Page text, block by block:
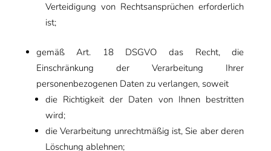
Verteidigung von Rechtsansprüchen erforderlich
ist;
gemäß Art. 18 DSGVO das Recht, die
Einschränkung der Verarbeitung Ihrer
personenbezogenen Daten zu verlangen, soweit
die Richtigkeit der Daten von Ihnen bestritten
wird;
die Verarbeitung unrechtmäßig ist, Sie aber deren
Löschung ablehnen;